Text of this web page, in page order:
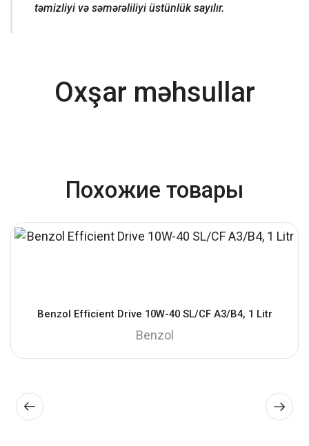
təmizliyi və səmərəliliyi üstünlük sayılır.
Oxşar məhsullar
Похожие товары
Benzol Efficient Drive 10W-40 SL/CF A3/B4, 1 Litr
Benzol